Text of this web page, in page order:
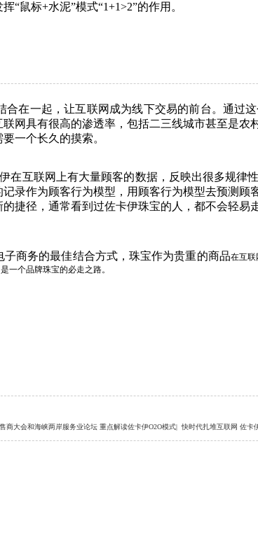
“鼠标+水泥”模式“1+1>2”的作用。
在一起，让互联网成为线下交易的前台。通过
网具有很高的渗透率，包括二三线城市甚至是
一个长久的摸索。
互联网上有大量顾客的数据，反映出很多规律
录作为顾客行为模型，用顾客行为模型去预测
捷径，通常看到过佐卡伊珠宝的人，都不会轻
商务的最佳结合方式，珠宝作为贵重的商品在互联
一个品牌珠宝的必走之路。
商大会和海峡两岸服务业论坛 重点解读佐卡伊O2O模式| 快时代扎堆互联网 佐卡